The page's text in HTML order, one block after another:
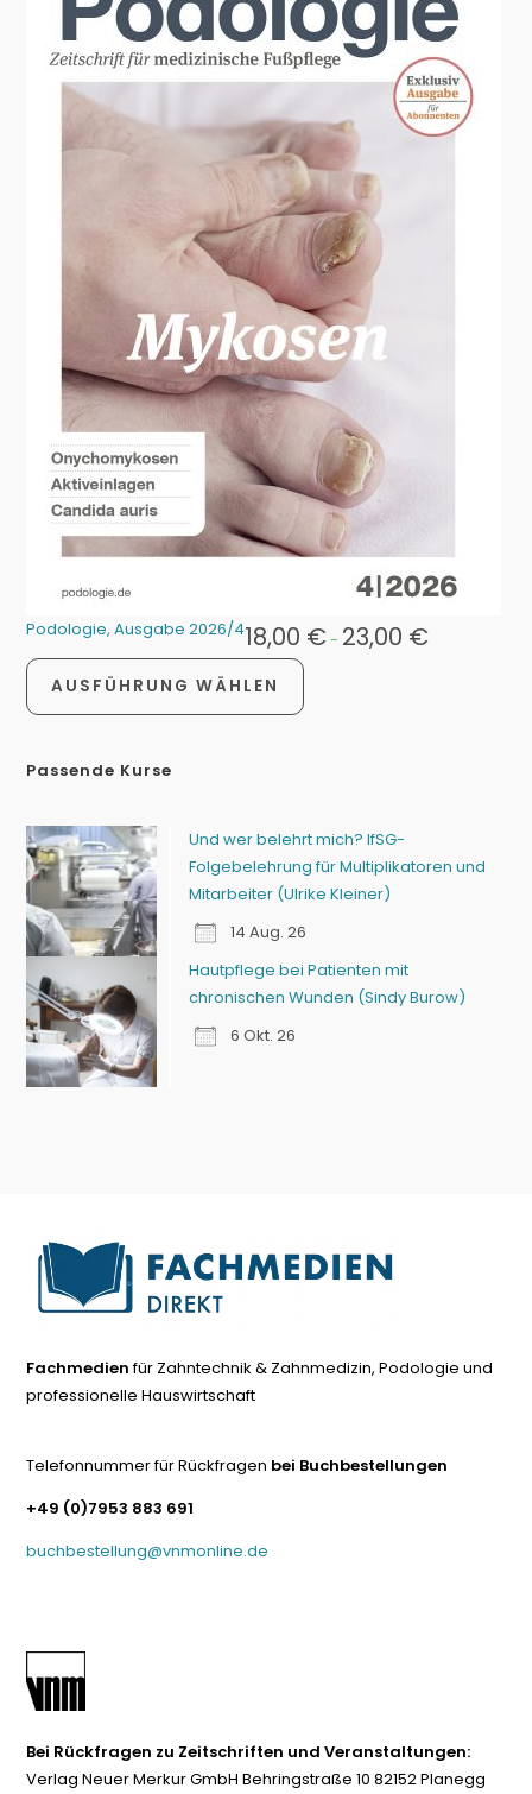
Podologie, Ausgabe 2026/418,00 €- 23,00 €
AUSFÜHRUNG WÄHLEN
Passende Kurse
Und wer belehrt mich? IfSG-
Folgebelehrung für Multiplikatoren und
Mitarbeiter (Ulrike Kleiner)
14 Aug. 26
Hautpflege bei Patienten mit
chronischen Wunden (Sindy Burow)
6 Okt. 26
Fachmedienfür Zahntechnik & Zahnmedizin, Podologie und
professionelle Hauswirtschaft
Telefonnummer für Rückfragen bei Buchbestellungen
+49 (0)7953 883 691
buchbestellung@vnmonline.de
Bei Rückfragen zu Zeitschriften und Veranstaltungen:
Verlag Neuer Merkur GmbH Behringstraße 10 82152 Planegg